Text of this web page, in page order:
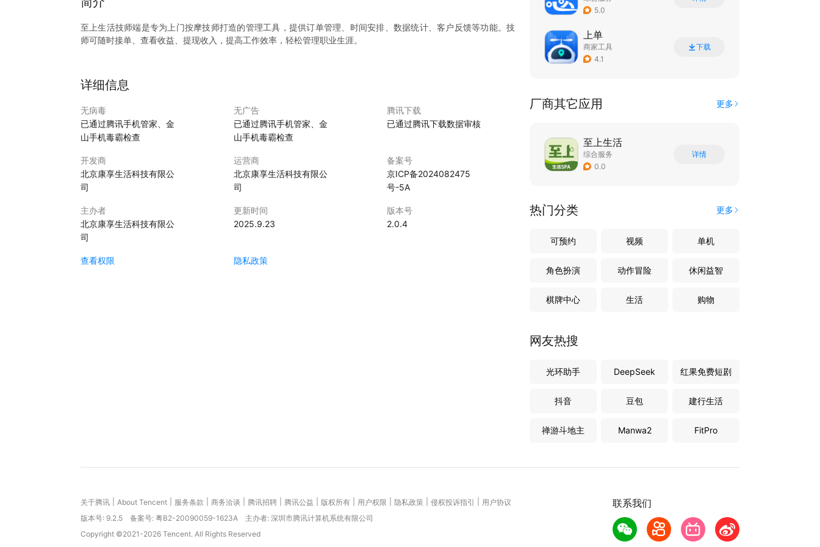
至上生活技师端是专为上门按摩技师打造的管理工具，提供订单管理、时间安排、数据统计、客户反馈等功能。技
师可随时接单、查看收益、提现收入，提高工作效率，轻松管理职业生涯。
详细信息
无病毒
已通过腾讯手机管家、金
山手机毒霸检查
无广告
已通过腾讯手机管家、金
山手机毒霸检查
腾讯下载
已通过腾讯下载数据审核
开发商
北京康享生活科技有限公
司
运营商
北京康享生活科技有限公
司
备案号
京ICP备2024082475
号-5A
主办者
北京康享生活科技有限公
司
更新时间
2025.9.23
版本号
2.0.4
查看权限 隐私政策
5.0
上单
商家工具
4.1
下载
厂商其它应用 更多
至上生活
综合服务
0.0
详情
热门分类 更多
可预约 视频 单机
角色扮演 动作冒险 休闲益智
棋牌中心 生活 购物
网友热搜
光环助手 DeepSeek 红果免费短剧
抖音 豆包 建行生活
禅游斗地主 Manwa2 FitPro
联系我们
关于腾讯 About Tencent 服务条款 商务洽谈 腾讯招聘 腾讯公益 版权所有 用户权限 隐私政策 侵权投诉指引
用户协议
版本号: 9.2.5 备案号: 粤B2-20090059-1623A
主办者: 深圳市腾讯计算机系统有限公司
Copyright ©2021-2026 Tencent. All Rights Reserved